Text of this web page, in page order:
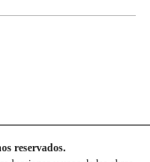
reservados.